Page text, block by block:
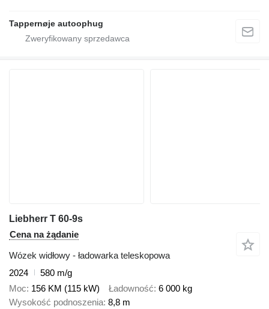
Tappernøje autoophug
Liebherr T 60-9s
Cena na żądanie
Wózek widłowy - ładowarka teleskopowa
2024
580 m/g
Moc 156 KM (115 kW) Ładowność 6 000 kg
Wysokość podnoszenia 8,8 m